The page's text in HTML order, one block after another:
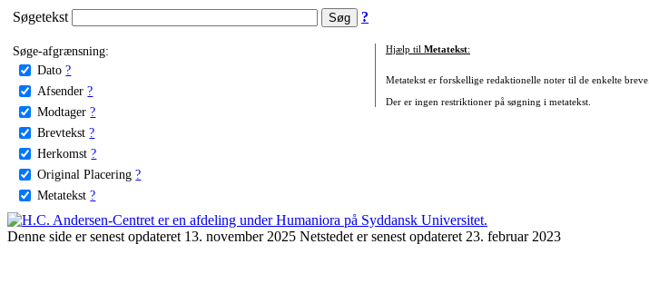
Søgetekst ?
Søge-afgrænsning:
Dato ?
Afsender ?
Modtager ?
Brevtekst ?
Herkomst ?
Original Placering ?
Metatekst ?
Hjælp til Metatekst:
Metatekst er forskellige redaktionelle noter til de enkelte breve.
Der er ingen restriktioner på søgning i metatekst.
Denne side er senest opdateret 13. november 2025 Netstedet er senest opdateret 23. februar 2023